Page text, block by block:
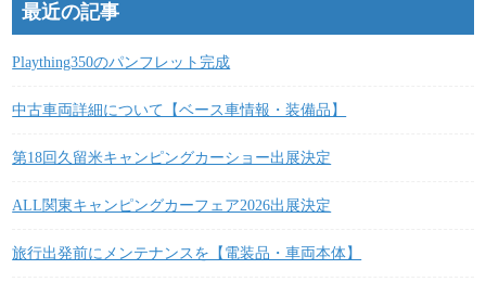
最近の記事
Plaything350のパンフレット完成
中古車両詳細について【ベース車情報・装備品】
第18回久留米キャンピングカーショー出展決定
ALL関東キャンピングカーフェア2026出展決定
旅行出発前にメンテナンスを【電装品・車両本体】